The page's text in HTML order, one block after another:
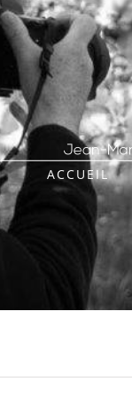
ACCUEIL